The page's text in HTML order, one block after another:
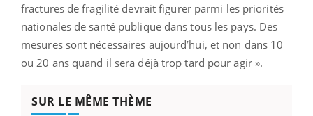
fractures de fragilité devrait figurer parmi les priorités
nationales de santé publique dans tous les pays. Des
mesures sont nécessaires aujourd’hui, et non dans 10
ou 20 ans quand il sera déjà trop tard pour agir ».
SUR LE MÊME THÈME